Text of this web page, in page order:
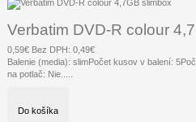
Verbatim DVD-R colour
0,59€ Bez DPH: 0,49€
Balenie (media): slimPočet kusov v balení:
na potlač: Nie.....
Do košíka